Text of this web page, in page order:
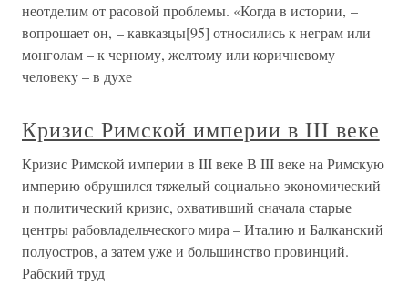
неотделим от расовой проблемы. «Когда в истории, –
вопрошает он, – кавказцы[95] относились к неграм или
монголам – к черному, желтому или коричневому
человеку – в духе
Кризис Римской империи в III веке
Кризис Римской империи в III веке В III веке на Римскую
империю обрушился тяжелый социально-экономический
и политический кризис, охвативший сначала старые
центры рабовладельческого мира – Италию и Балканский
полуостров, а затем уже и большинство провинций.
Рабский труд